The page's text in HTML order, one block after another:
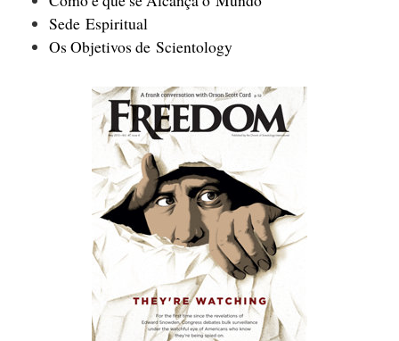
Sede Espiritual
Os Objetivos de Scientology